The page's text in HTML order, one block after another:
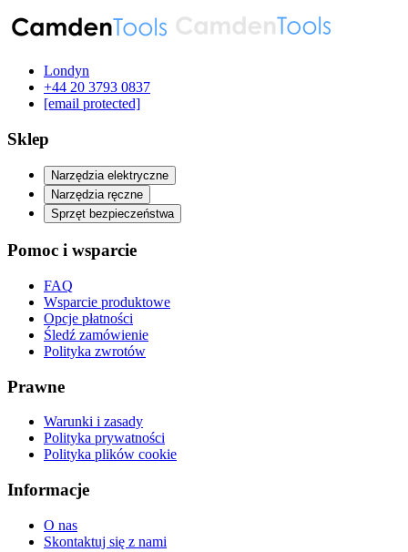
Londyn
‪+44 20 3793 0837‬
[email protected]
Sklep
Narzędzia elektryczne
Narzędzia ręczne
Sprzęt bezpieczeństwa
Pomoc i wsparcie
FAQ
Wsparcie produktowe
Opcje płatności
Śledź zamówienie
Polityka zwrotów
Prawne
Warunki i zasady
Polityka prywatności
Polityka plików cookie
Informacje
O nas
Skontaktuj się z nami